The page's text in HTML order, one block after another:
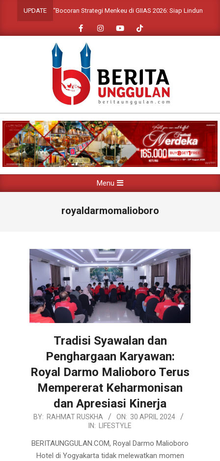
UPDATE“Bocoran Strategi Menkeu di GIIAS 2026: Siap Lindungi
Navigation
Menu
royaldarmomalioboro
Tradisi Syawalan dan
Penghargaan Karyawan:
Royal Darmo Malioboro Terus
Mempererat Keharmonisan
dan Apresiasi Kinerja
2024-
30
BY: RAHMAT RUSKHA ON: 30 APRIL 2024
IN: LIFESTYLE
BERITAUNGGULAN.COM, Royal Darmo Malioboro
Hotel di Yogyakarta tidak melewatkan momen